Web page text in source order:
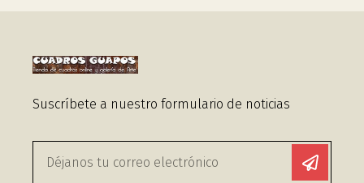
Suscríbete a nuestro formulario de noticias